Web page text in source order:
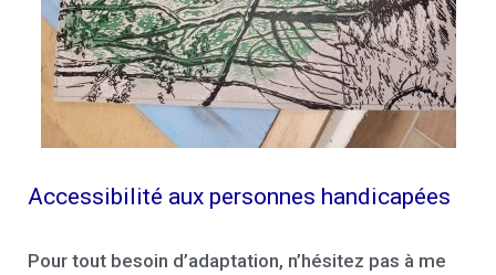
Accessibilité aux personnes handicapées
Pour tout besoin d’adaptation, n’hésitez pas à me